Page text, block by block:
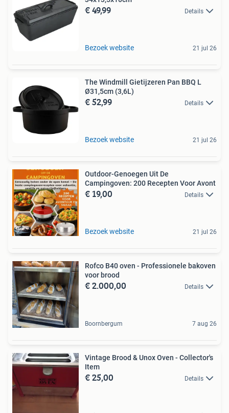
€ 49,99 Details
Bezoek website 21 jul 26
The Windmill Gietijzeren Pan BBQ L
Ø31,5cm (3,6L)
€ 52,99 Details
Bezoek website 21 jul 26
Outdoor-Genoegen Uit De
Campingoven: 200 Recepten Voor Avont
€ 19,00 Details
Bezoek website 21 jul 26
Rofco B40 oven - Professionele bakoven
voor brood
€ 2.000,00 Details
Boornbergum 7 aug 26
Vintage Brood & Unox Oven - Collector's
Item
€ 25,00 Details